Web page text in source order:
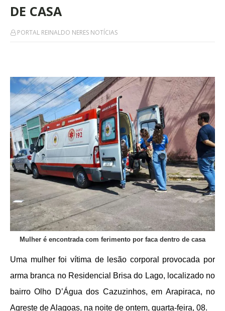
DE CASA
PORTAL REINALDO NERES NOTÍCIAS
Mulher é encontrada com ferimento por faca dentro de casa
Uma mulher foi vítima de lesão corporal provocada por
arma branca no Residencial Brisa do Lago, localizado no
bairro Olho D’Água dos Cazuzinhos, em Arapiraca, no
Agreste de Alagoas, na noite de ontem, quarta-feira, 08.